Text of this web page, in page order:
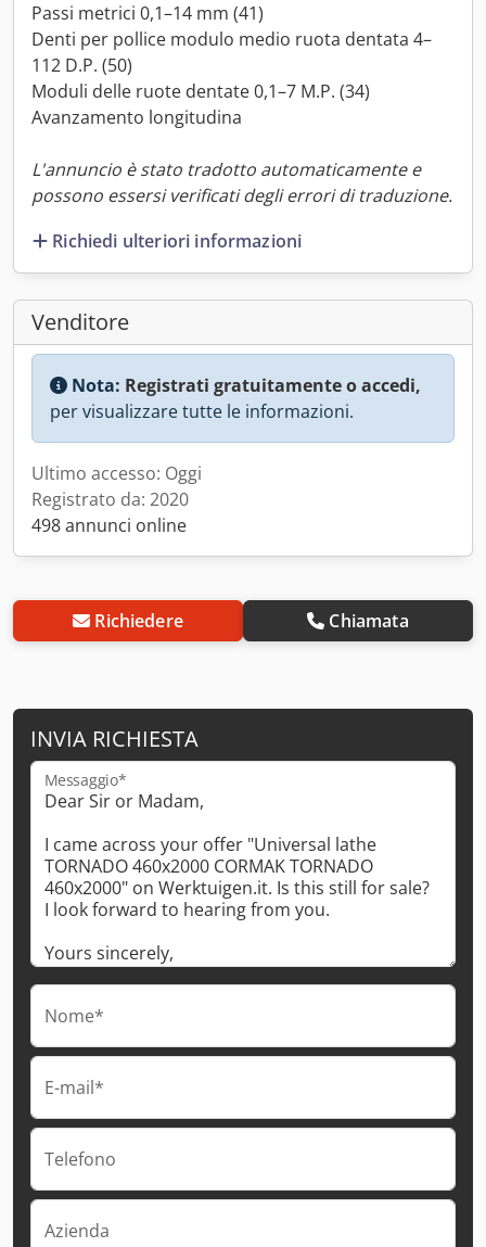
Passi metrici 0,1–14 mm (41)
Denti per pollice modulo medio ruota dentata 4–
112 D.P. (50)
Moduli delle ruote dentate 0,1–7 M.P. (34)
Avanzamento longitudina
L'annuncio è stato tradotto automaticamente e
possono essersi verificati degli errori di traduzione.
Richiedi ulteriori informazioni
Venditore
Nota: Registrati gratuitamente o accedi,
per visualizzare tutte le informazioni.
Ultimo accesso: Oggi
Registrato da: 2020
498 annunci online
Richiedere Chiamata
INVIA RICHIESTA
Messaggio*
Nome*
E-mail*
Telefono
Azienda